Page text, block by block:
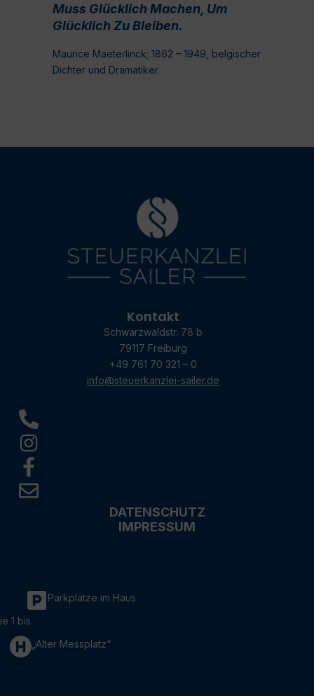
Muss Glücklich Machen, Um
Glücklich Zu Bleiben.
Maurice Maeterlinck; 1862 – 1949, belgischer
Dichter und Dramatiker
Kontakt
Schwarzwaldstr. 78 b
79117 Freiburg
+49 761 70 321 – 0
info@steuerkanzlei-sailer.de
DATENSCHUTZ
IMPRESSUM
Parkplätze im Haus
1 bis
„Alter Messplatz“